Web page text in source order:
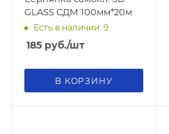
GLASS СДМ 100мм*20м
Есть в наличии: 9
185 руб./шт
В КОРЗИНУ